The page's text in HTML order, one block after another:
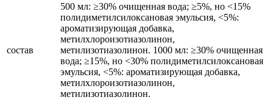
состав
500 мл: ≥30% очищенная вода; ≥5%, но <15%
полидиметилсилоксановая эмульсия, <5%:
ароматизирующая добавка,
метилхлороизотиазолинон,
метилизотиазолинон. 1000 мл: ≥30% очищенная
вода; ≥15%, но <30% полидиметилсилоксановая
эмульсия, <5%: ароматизирующая добавка,
метилхлороизотиазолинон,
метилизотиазолинон.